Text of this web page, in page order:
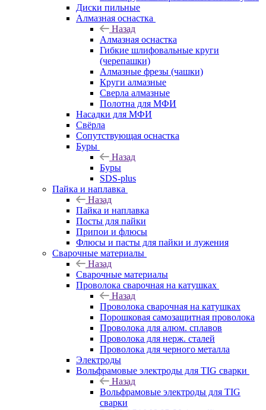
Диски пильные
Алмазная оснастка
Назад
Алмазная оснастка
Гибкие шлифовальные круги
(черепашки)
Алмазные фрезы (чашки)
Круги алмазные
Сверла алмазные
Полотна для МФИ
Насадки для МФИ
Свёрла
Сопутствующая оснастка
Буры
Назад
Буры
SDS-plus
Пайка и наплавка
Назад
Пайка и наплавка
Посты для пайки
Припои и флюсы
Флюсы и пасты для пайки и лужения
Сварочные материалы
Назад
Сварочные материалы
Проволока сварочная на катушках
Назад
Проволока сварочная на катушках
Порошковая самозащитная проволока
Проволока для алюм. сплавов
Проволока для нерж. сталей
Проволока для черного металла
Электроды
Вольфрамовые электроды для TIG сварки
Назад
Вольфрамовые электроды для TIG
сварки